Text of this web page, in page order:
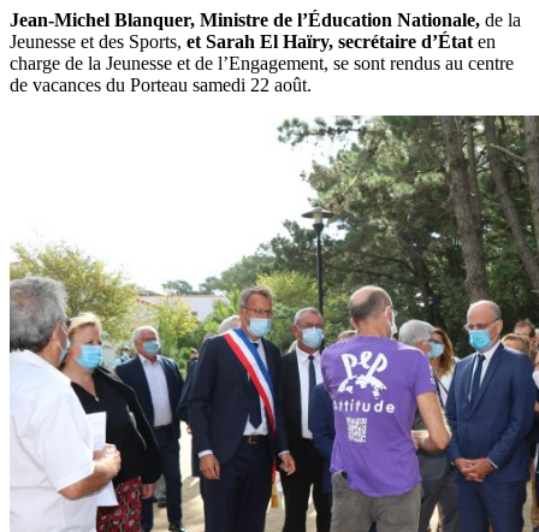
Jean-Michel Blanquer, Ministre de l’Éducation Nationale, de la
Jeunesse et des Sports, et Sarah El Haïry, secrétaire d’État en
charge de la Jeunesse et de l’Engagement, se sont rendus au centre
de vacances du Porteau samedi 22 août.